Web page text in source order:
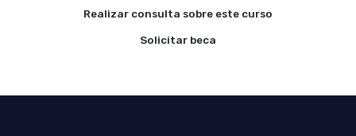
Realizar consulta sobre este curso
Solicitar beca